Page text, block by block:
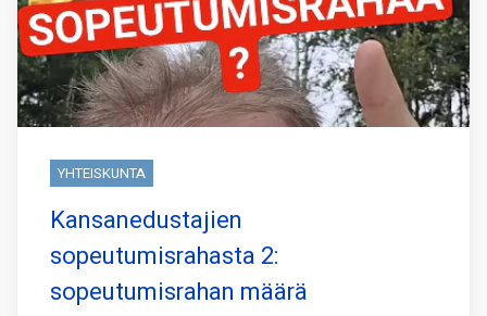
YHTEISKUNTA
Kansanedustajien
sopeutumisrahasta 2:
sopeutumisrahan määrä